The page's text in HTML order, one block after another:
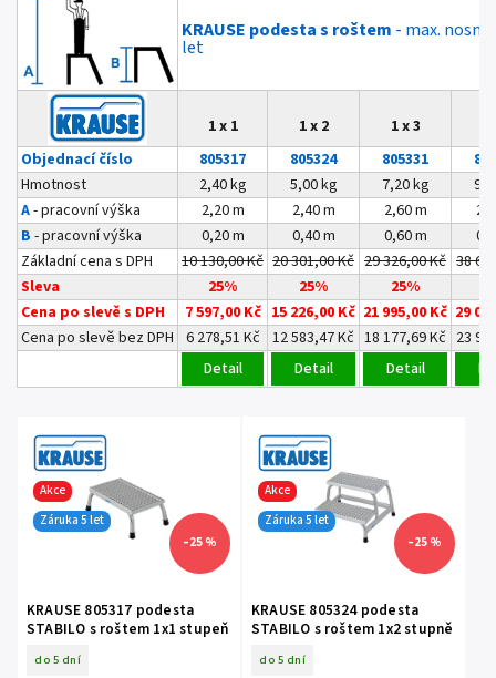
KRAUSE podesta s roštem - max.
let
1 x 1 1 x 2 1 x 3
Objednací číslo
805317 805324 805331
Hmotnost
2,40 kg 5,00 kg 7,20 kg
A- pracovní výška 2,20 m 2,40 m 2,60 m
B - pracovní výška 0,20 m 0,40 m 0,60 m
Základní cena s DPH
10 130,00 Kč 20 301,00 Kč 29 326,00 Kč 38
Sleva
25% 25% 25%
Cena po slevě s DPH
7 597,00 Kč 15 226,00 Kč 21 995,00 Kč 29
Cena po slevě bez DPH 6 278,51 Kč 12 583,47 Kč 18 177,69 Kč 23
Detail
Detail Detail
Akce
Záruka 5 let
–25 %
KRAUSE 805317 podesta
STABILO s roštem 1x1 stupeň
do 5 dní
Akce
Záruka 5 let
–25 %
KRAUSE 805324 podesta
STABILO s roštem 1x2 stupně
do 5 dní